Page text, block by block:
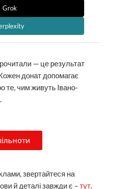
Grok
— це результат
донат допомагає
те, чим живуть Івано-
звертайтеся на
й деталі завжди є –тут.